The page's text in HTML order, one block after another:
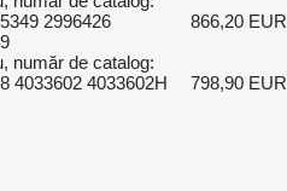
2996426
866,20 EUR
număr de catalog:
4033602 4033602H
798,90 EUR